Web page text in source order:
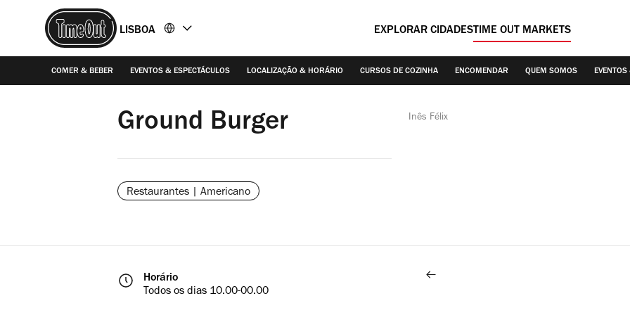
conteúdo
LISBOA EXPLORAR CIDADESTIME OUT MARKETS
COMER & BEBER EVENTOS & ESPECTÁCULOS LOCALIZAÇÃO & HORÁRIO CURSOS DE COZINHA ENCOMENDAR QUEM SOMOS
Inês Félix
Ground Burger
Restaurantes | Americano
Horário
Todos os dias 10.00-00.00